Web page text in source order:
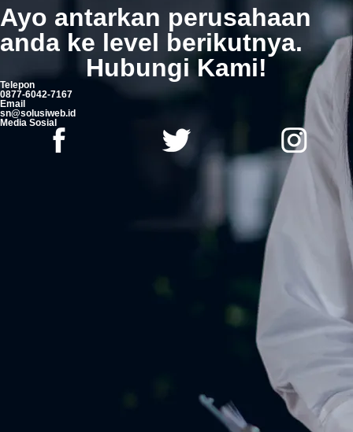
Ayo antarkan perusahaan
anda ke level berikutnya.
Hubungi Kami!
Telepon
0877-6042-7167
Email
sn@solusiweb.id
Media Sosial